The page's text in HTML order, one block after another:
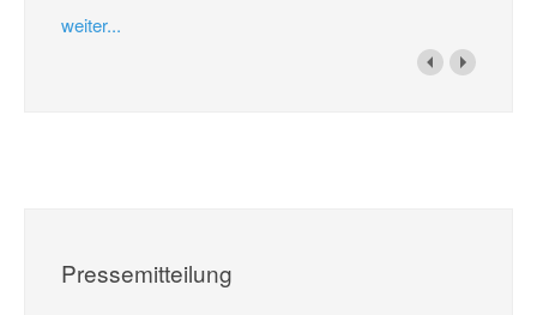
weiter...
Pressemitteilung